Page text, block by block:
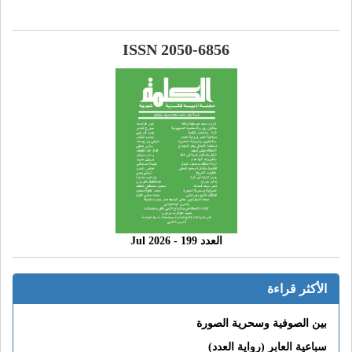
ISSN 2050-6856
العدد 199 - 2026 Jul
الأكثر قراءة
بين الصوفية وسحرية الصورة
سباعية العابر (رواية العدد)